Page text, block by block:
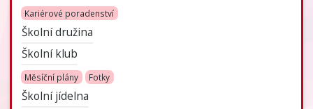
Kariérové poradenství
Školní družina
Školní klub
Měsíční plány Fotky
Školní jídelna